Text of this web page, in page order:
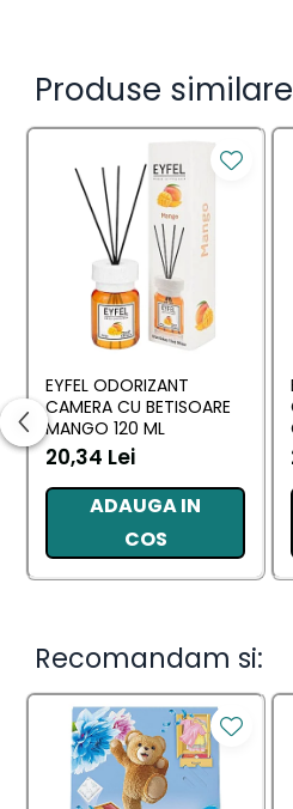
Produse similare
EYFEL ODORIZANT
CAMERA CU BETISOARE
MANGO 120 ML
20,34 Lei
ADAUGA IN
COS
Recomandam si: